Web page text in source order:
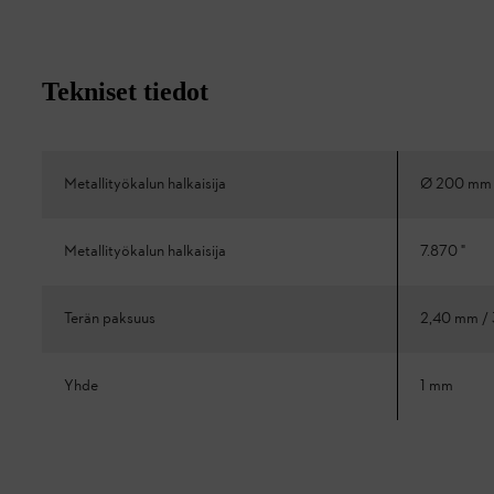
Tekniset tiedot
Metallityökalun halkaisija Ø 200 mm
Metallityökalun halkaisija 7.870 "
Terän paksuus 2,40 mm /
Yhde 1 mm